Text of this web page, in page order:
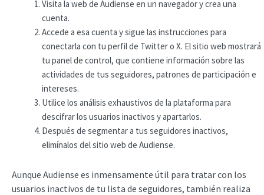
Visita la web de Audiense en un navegador y crea una
cuenta.
Accede a esa cuenta y sigue las instrucciones para
conectarla con tu perfil de Twitter o X. El sitio web mostrará
tu panel de control, que contiene información sobre las
actividades de tus seguidores, patrones de participación e
intereses.
Utilice los análisis exhaustivos de la plataforma para
descifrar los usuarios inactivos y apartarlos.
Después de segmentar a tus seguidores inactivos,
elimínalos del sitio web de Audiense.
Aunque Audiense es inmensamente útil para tratar con los
usuarios inactivos de tu lista de seguidores, también realiza